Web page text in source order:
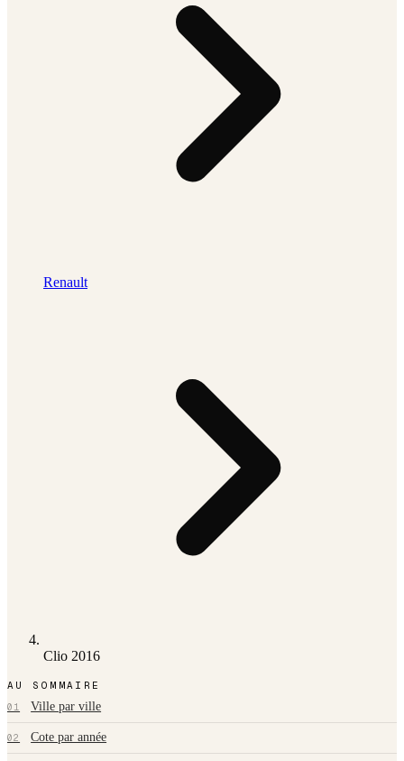
Renault
Clio 2016
AU SOMMAIRE
01 Ville par ville
02 Cote par année